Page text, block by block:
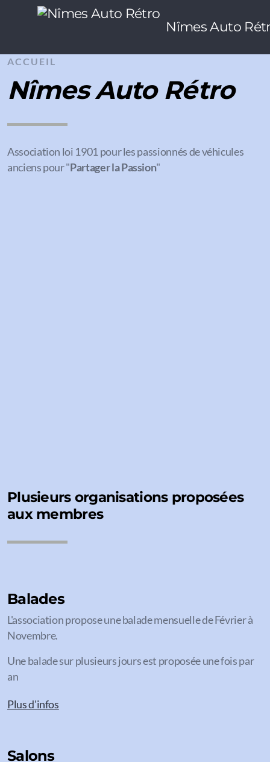
Nîmes Auto
ACCUEIL
Nîmes Auto Rétro
Association loi 1901 pour les passionnés de véhicules
anciens pour "Partager la Passion"
Plusieurs organisations proposées
aux membres
Balades
L'association propose une balade mensuelle de Février à
Novembre.
Une balade sur plusieurs jours est proposée une fois par
an
Plus d'infos
Salons